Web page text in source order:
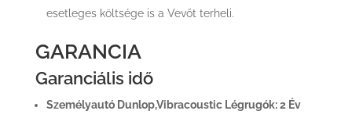
esetleges költsége is a Vevőt terheli.
GARANCIA
Garanciális idő
Személyautó Dunlop,Vibracoustic Légrugók: 2 Év